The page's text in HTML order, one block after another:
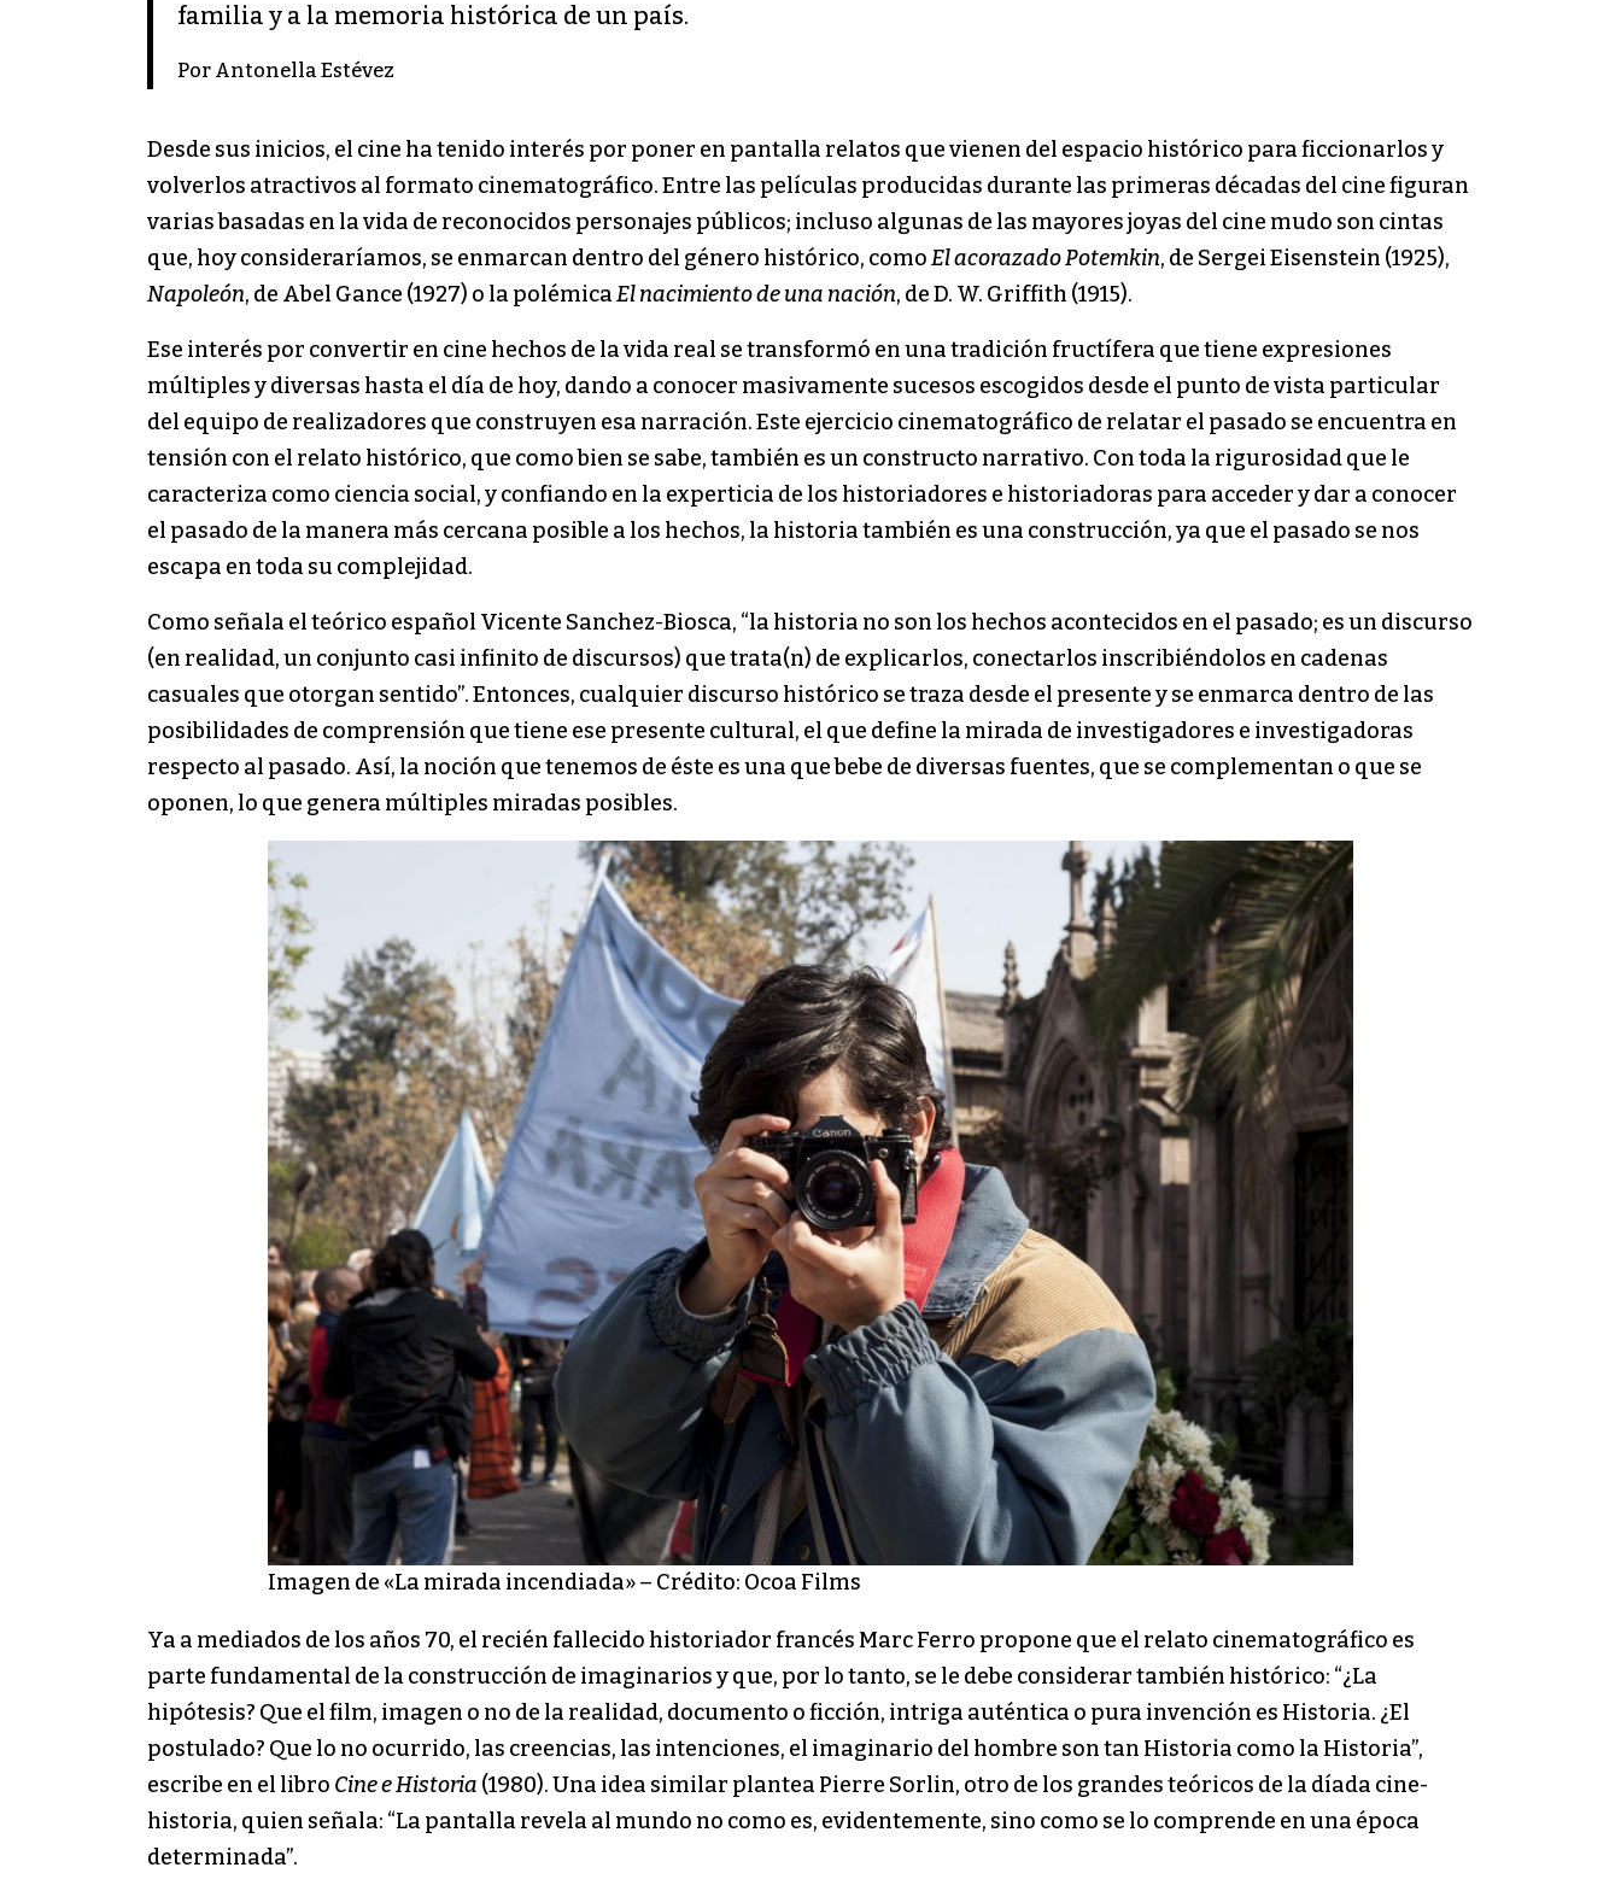
familia y a la memoria histórica de un país.
Por Antonella Estévez
Desde sus inicios, el cine ha tenido interés por poner en pantalla relatos que vienen del espacio histórico para ficcionarlos y
volverlos atractivos al formato cinematográfico. Entre las películas producidas durante las primeras décadas del cine figuran
varias basadas en la vida de reconocidos personajes públicos; incluso algunas de las mayores joyas del cine mudo son cintas
que, hoy consideraríamos, se enmarcan dentro del género histórico, comoEl acorazado Potemkin, de Sergei Eisenstein (1925),
Napoleón, de Abel Gance (1927) o la polémicaEl nacimiento de una nación, de D. W. Griffith (1915).
Ese interés por convertir en cine hechos de la vida real se transformó en una tradición fructífera que tiene expresiones
múltiples y diversas hasta el día de hoy, dando a conocer masivamente sucesos escogidos desde el punto de vista particular
del equipo de realizadores que construyen esa narración. Este ejercicio cinematográfico de relatar el pasado se encuentra en
tensión con el relato histórico, que como bien se sabe, también es un constructo narrativo. Con toda la rigurosidad que le
caracteriza como ciencia social, y confiando en la experticia de los historiadores e historiadoras para acceder y dar a conocer
el pasado de la manera más cercana posible a los hechos, la historia también es una construcción, ya que el pasado se nos
escapa en toda su complejidad.
Como señala el teórico español Vicente Sanchez-Biosca, “la historia no son los hechos acontecidos en el pasado; es un discurso
(en realidad, un conjunto casi infinito de discursos) que trata(n) de explicarlos, conectarlos inscribiéndolos en cadenas
casuales que otorgan sentido”. Entonces, cualquier discurso histórico se traza desde el presente y se enmarca dentro de las
posibilidades de comprensión que tiene ese presente cultural, el que define la mirada de investigadores e investigadoras
respecto al pasado. Así, la noción que tenemos de éste es una que bebe de diversas fuentes, que se complementan o que se
oponen, lo que genera múltiples miradas posibles.
Imagen de «La mirada incendiada» – Crédito: Ocoa Films
Ya a mediados de los años 70, el recién fallecido historiador francés Marc Ferro propone que el relato cinematográfico es
parte fundamental de la construcción de imaginarios y que, por lo tanto, se le debe considerar también histórico: “¿La
hipótesis? Que el film, imagen o no de la realidad, documento o ficción, intriga auténtica o pura invención es Historia. ¿El
postulado? Que lo no ocurrido, las creencias, las intenciones, el imaginario del hombre son tan Historia como la Historia”,
escribe en el libro Cine e Historia (1980). Una idea similar plantea Pierre Sorlin, otro de los grandes teóricos de la díada cine-
historia, quien señala: “La pantalla revela al mundo no como es, evidentemente, sino como se lo comprende en una época
determinada”.